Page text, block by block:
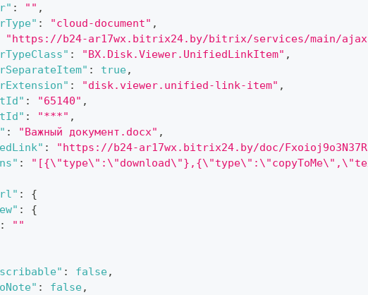
: "" ,
: "cloud-document" ,
"https://b24-ar17wx.bitrix24.by/bitrix/services/main/
: "BX.Disk.Viewer.UnifiedLinkItem" ,
: true,
: "disk.viewer.unified-link-item" ,
: "65140" ,
: "***" ,
: "Важный документ.docx" ,
: "https://b24-ar17wx.bitrix24.by/doc/
:
:
{
:
{
:
""
: false,
: false,